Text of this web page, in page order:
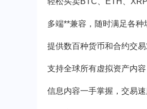
多端**兼容，随时满足各种
提供数百种货币和合约交
支持全球所有虚拟资产内
信息内容一手掌握，交易